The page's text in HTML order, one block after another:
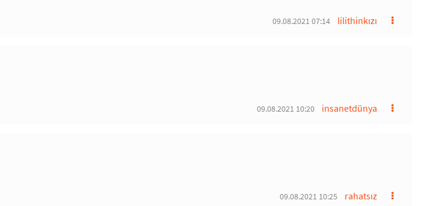
lilithinkızı
09.08.2021 07:14
insanetdünya
09.08.2021 10:20
rahatsız
09.08.2021 10:25